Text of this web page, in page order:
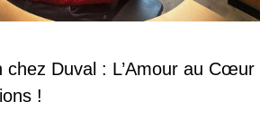
chez Duval : L’Amour au Cœur
!